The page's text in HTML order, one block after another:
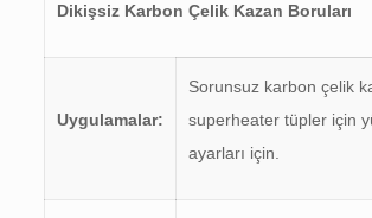
Dikişsiz Karbon Çelik Kazan Boruları
Uygulamalar:
Sorunsuz karbon çelik
superheater tüpler için
ayarları için.